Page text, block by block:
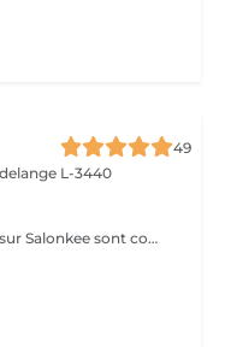
49
L-3440
Veuillez prendre note que les prix indiqués sur Salonkee sont communiqués à titre informatif et s'entendent de base. Ces derniers sont susceptibles de varier selon le diagnostic réalisé à votre arrivée au salon et l'expertise du professionnel à qui vous confiez votre beauté. Dans tous les cas, un devis précis vous sera proposé et toutes réalisations de prestations seront effectuées avec votre accord. Un grand merci d'avance pour votre compréhension. Au plaisir de vous recevoir très vite.